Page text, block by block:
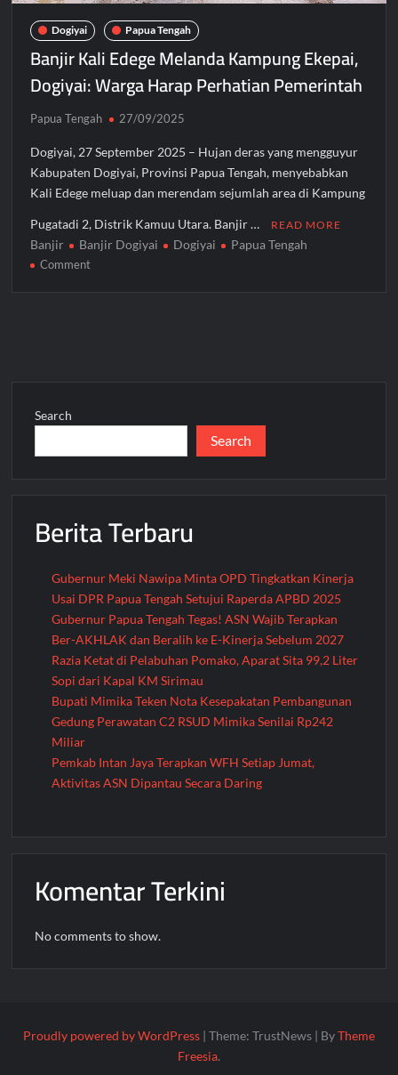
Gubernur Meki Nawipa Paparkan Kemajuan Tujuh Program
Prioritas Pendidikan Papua Tengah Tahun 2025
Dogiyai Papua Tengah
Banjir Kali Edege Melanda Kampung Ekepai,
Dogiyai: Warga Harap Perhatian Pemerintah
Papua Tengah 27/09/2025
Dogiyai, 27 September 2025 – Hujan deras yang mengguyur
Kabupaten Dogiyai, Provinsi Papua Tengah, menyebabkan
Kali Edege meluap dan merendam sejumlah area di Kampung
Pugatadi 2, Distrik Kamuu Utara. Banjir … READ MORE
Banjir Banjir Dogiyai Dogiyai Papua Tengah
Commenton
Perhatian
Search
Search
Berita Terbaru
Gubernur Meki Nawipa Minta OPD Tingkatkan Kinerja
Usai DPR Papua Tengah Setujui Raperda APBD 2025
Gubernur Papua Tengah Tegas! ASN Wajib Terapkan
Ber-AKHLAK dan Beralih ke E-Kinerja Sebelum 2027
Razia Ketat di Pelabuhan Pomako, Aparat Sita 99,2 Liter
Sopi dari Kapal KM Sirimau
Bupati Mimika Teken Nota Kesepakatan Pembangunan
Gedung Perawatan C2 RSUD Mimika Senilai Rp242
Miliar
Pemkab Intan Jaya Terapkan WFH Setiap Jumat,
Aktivitas ASN Dipantau Secara Daring
Komentar Terkini
No comments to show.
Proudly powered by WordPress | Theme: TrustNews | ByTheme
Freesia.